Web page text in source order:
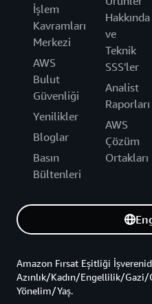
İşlem
Kavramları
Merkezi
AWS
Bulut
Güvenliği
Yenilikler
Bloglar
Basın
Bültenleri
Hakkında
ve
Teknik
SSS'ler
Analist
Raporları
AWS
Çözüm
Ortakları
Amazon Fırsat Eşitliği
Azınlık/Kadın/Engellilik/
Yönelim/Yaş.